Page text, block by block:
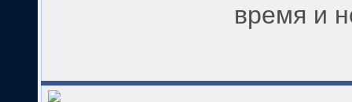
время и